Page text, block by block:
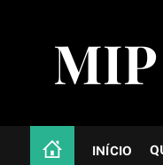
INÍCIO